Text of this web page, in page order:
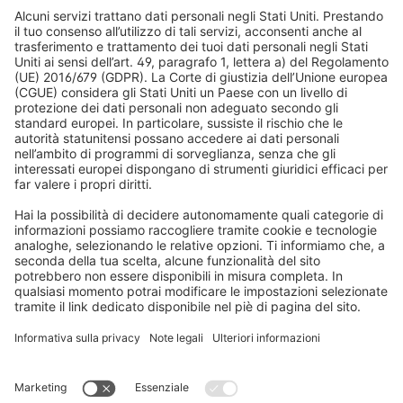
Motori per tapparelle
Zanzariere
Tende da sole
Domotica
Elettronica e radio
Newsletter
Tempi di consegna e spedizione
Metodi di pagamento
Condizioni del buono
Avvertenze di sicurezza
Registrazioni
Informazioni obbligatorie per i consumatori
Cosa dicono i nostri clienti
Metodi di pagamento
Partner di spedizione
Note legali
Termini e condizioni generali
Dichiarazione sull'accessibilità